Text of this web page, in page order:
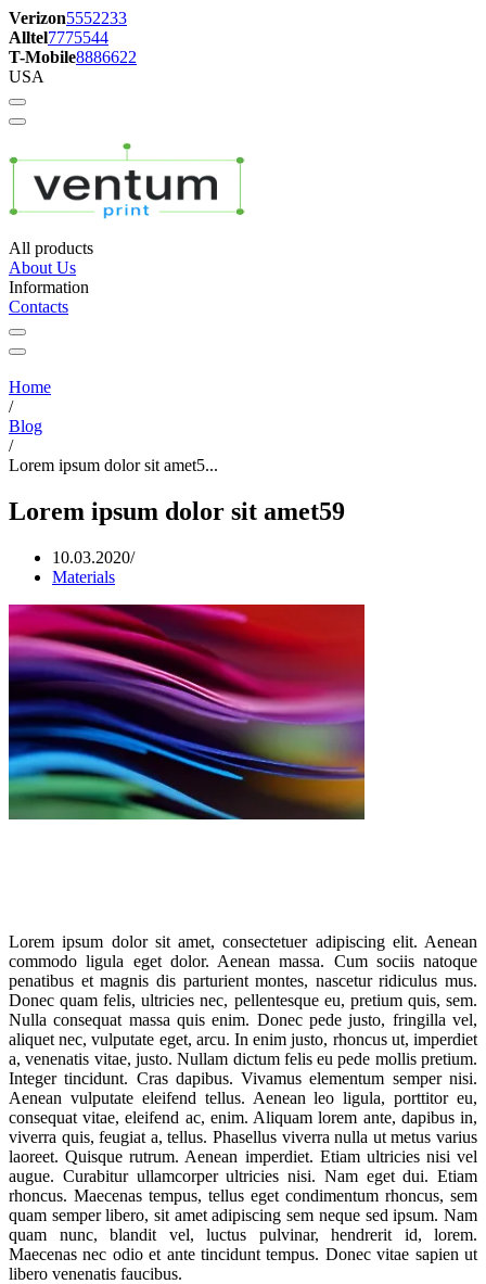
Verizon5552233
Alltel7775544
T-Mobile8886622
USA
All products
About Us
Information
Contacts
Home
/
Blog
/
Lorem ipsum dolor sit amet5...
Lorem ipsum dolor sit amet59
10.03.2020/
Materials
Lorem ipsum dolor sit amet, consectetuer adipiscing elit. Aenean
commodo ligula eget dolor. Aenean massa. Cum sociis natoque
penatibus et magnis dis parturient montes, nascetur ridiculus mus.
Donec quam felis, ultricies nec, pellentesque eu, pretium quis, sem.
Nulla consequat massa quis enim. Donec pede justo, fringilla vel,
aliquet nec, vulputate eget, arcu. In enim justo, rhoncus ut, imperdiet
a, venenatis vitae, justo. Nullam dictum felis eu pede mollis pretium.
Integer tincidunt. Cras dapibus. Vivamus elementum semper nisi.
Aenean vulputate eleifend tellus. Aenean leo ligula, porttitor eu,
consequat vitae, eleifend ac, enim. Aliquam lorem ante, dapibus in,
viverra quis, feugiat a, tellus. Phasellus viverra nulla ut metus varius
laoreet. Quisque rutrum. Aenean imperdiet. Etiam ultricies nisi vel
augue. Curabitur ullamcorper ultricies nisi. Nam eget dui. Etiam
rhoncus. Maecenas tempus, tellus eget condimentum rhoncus, sem
quam semper libero, sit amet adipiscing sem neque sed ipsum. Nam
quam nunc, blandit vel, luctus pulvinar, hendrerit id, lorem.
Maecenas nec odio et ante tincidunt tempus. Donec vitae sapien ut
libero venenatis faucibus.